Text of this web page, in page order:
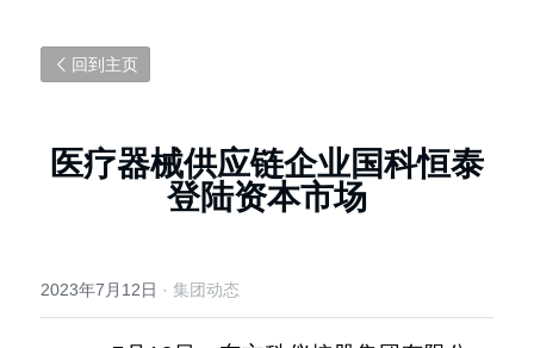
回到主页
医疗器械供应链企业国科恒泰
登陆资本市场
2023年7月12日 · 集团动态